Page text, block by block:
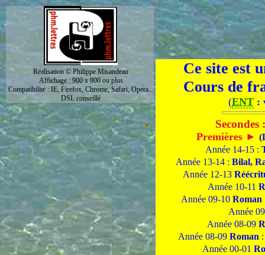
Réalisation © Philippe Misandeau
Affichage : 900 x 800 ou plus
Compatibilité : IE, Firefox, Chrome, Safari, Opera...
DSL conseillé
Ce site est
Cours de
(ENT :
Premières ►
Année 14-15 :
Année 13-14 : Bilal,
Année 12-13
Année 10-11
Année 09-10Roman
Année
Année 08-09
Année 08-09 Roman
Année 00-01